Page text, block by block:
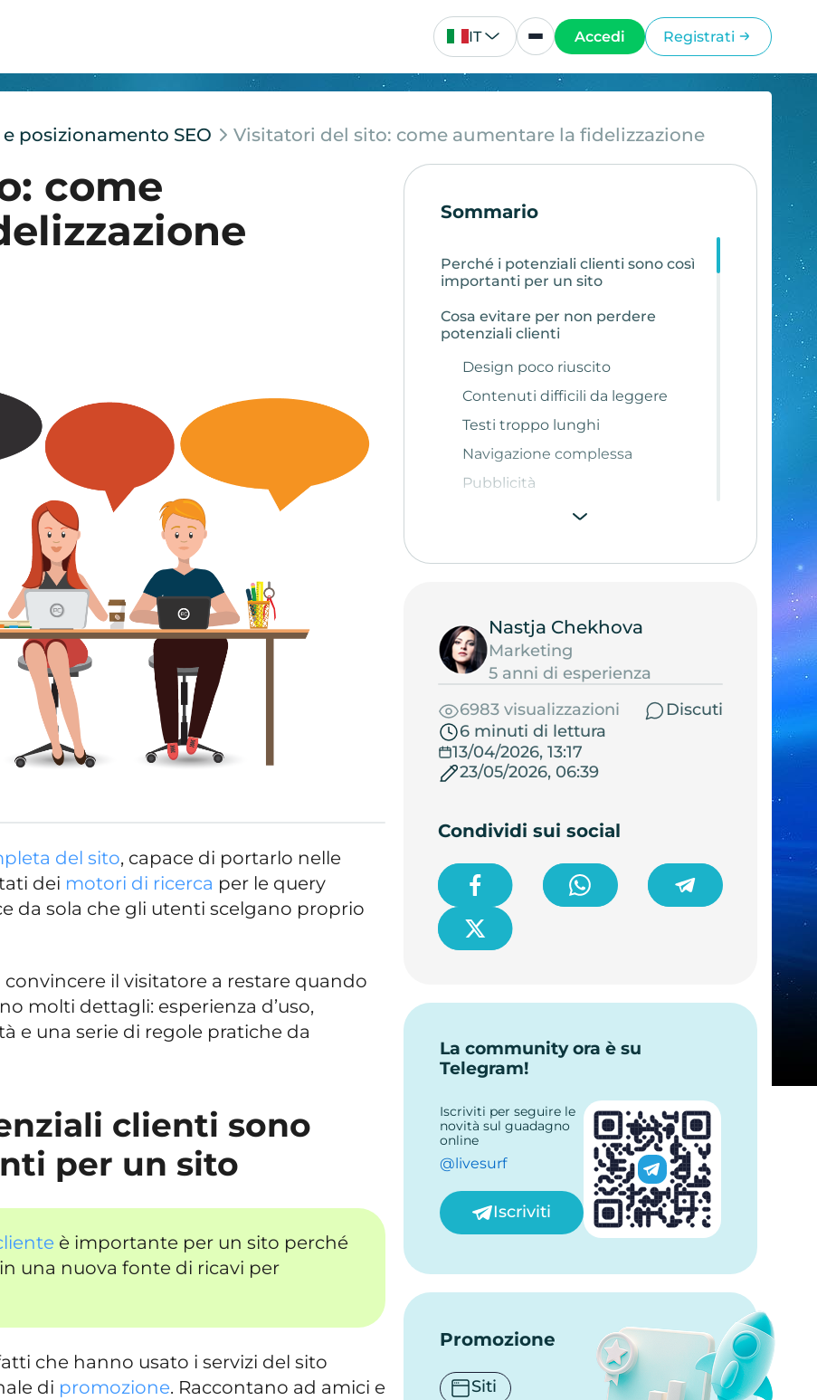
IT Accedi Registrati
posizionamento SEO Visitatori del sito: come aumentare la fidelizzazione
come
del sito, capace di portarlo nelle
dei motori di ricerca per le query
da sola che gli utenti scelgano proprio
convincere il visitatore a restare quando
molti dettagli: esperienza d’uso,
e una serie di regole pratiche da
clienti sono
per un sito
è importante per un sito perché
una nuova fonte di ricavi per
che hanno usato i servizi del sito
di promozione. Raccontano ad amici e
Sommario
Perché i potenziali clienti sono così
importanti per un sito
Cosa evitare per non perdere
potenziali clienti
Design poco riuscito
Contenuti difficili da leggere
Testi troppo lunghi
Navigazione complessa
Pubblicità
Video e audio che partono
Pagine che si caricano lentamente
Visualizzazione non corretta
Titolo della pagina non coerente
con il contenuto
Problemi durante l’ordine
Mancanza di invito all’azione
Problemi nel chiarire prezzo,
funzioni, utilità, vantaggi del
pagamento
Nastja Chekhova
Marketing
5 anni di esperienza
6983 visualizzazioni
Discuti
6 minuti di lettura
13/04/2026, 13:17
23/05/2026, 06:39
Condividi sui social
La community ora è su
Telegram!
Iscriviti per seguire le
novità sul guadagno
online
@livesurf
Iscriviti
Promozione
Siti